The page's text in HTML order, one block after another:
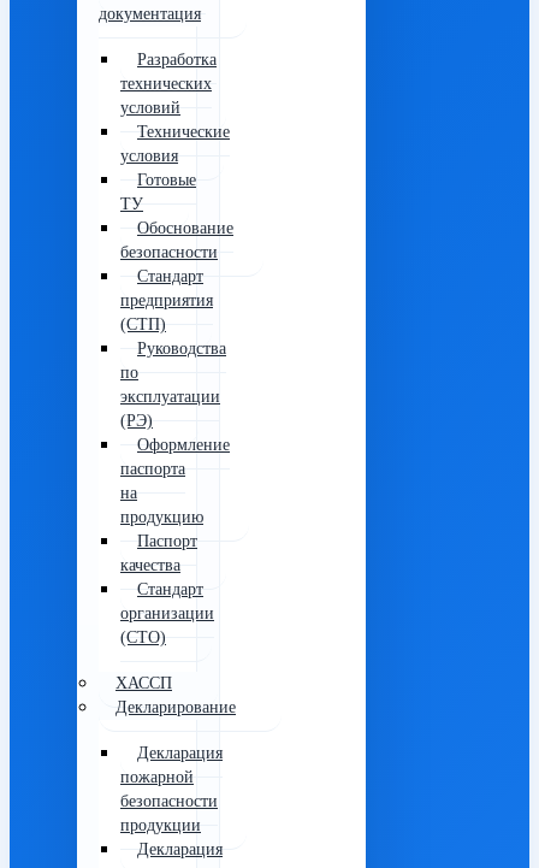
документация
Разработка
технических
условий
Технические
условия
Готовые
ТУ
Обоснование
безопасности
Стандарт
предприятия
(СТП)
Руководства
по
эксплуатации
(РЭ)
Оформление
паспорта
на
продукцию
Паспорт
качества
Стандарт
организации
(СТО)
ХАССП
Декларирование
Декларация
пожарной
безопасности
продукции
Декларация